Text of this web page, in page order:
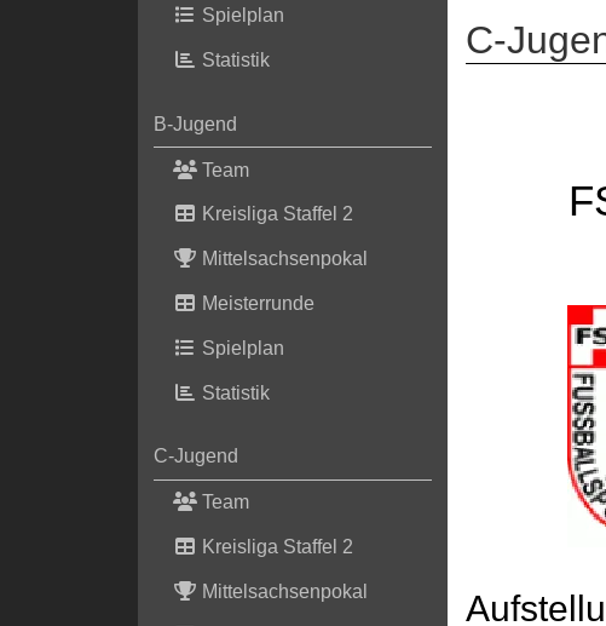
Spielplan
Statistik
B-Jugend
Team
Kreisliga Staffel 2
Mittelsachsenpokal
Meisterrunde
Spielplan
Statistik
C-Jugend
Team
Kreisliga Staffel 2
Mittelsachsenpokal
C-